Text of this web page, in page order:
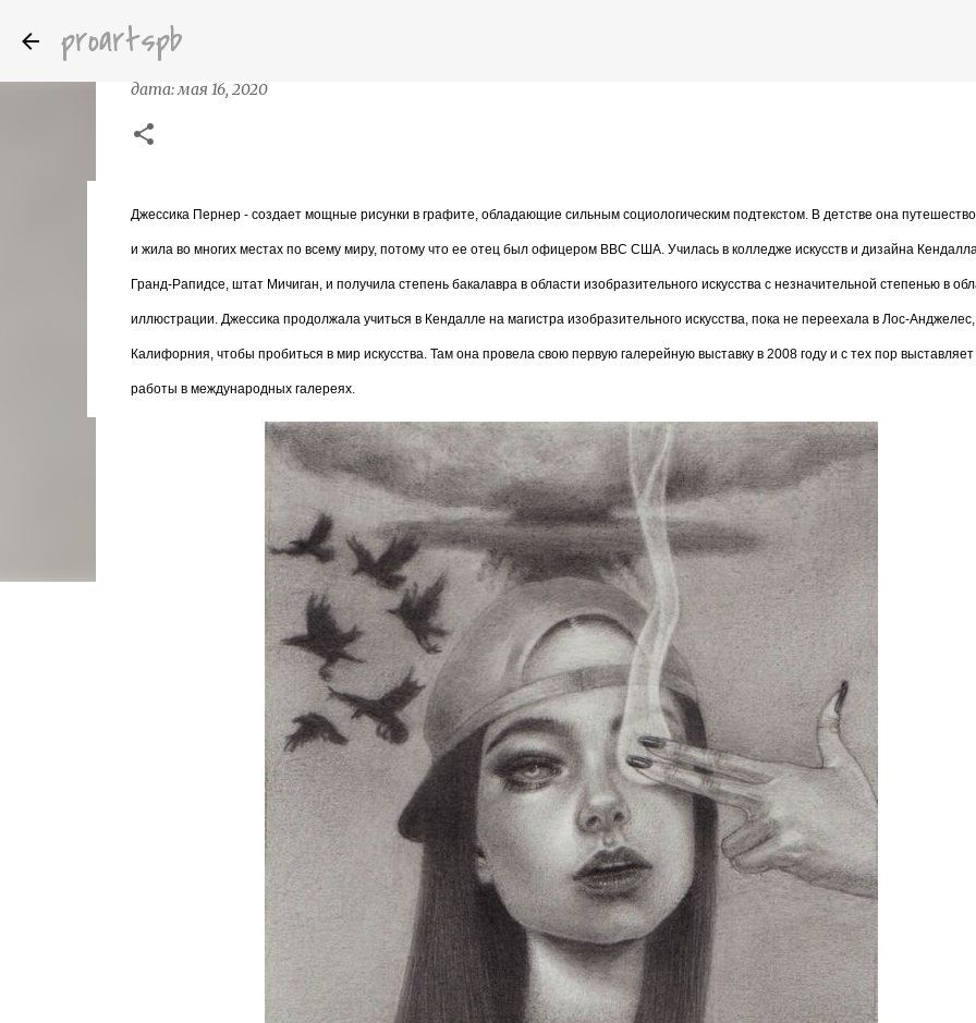
proartspb
Бумажные скульптуры канадского художника Келвина Николса (Calvin Nicholls)
дата:октября 14, 2022
дата:мая 16, 2020
Джессика Пернер - создает мощные рисунки в графите, обладающие сильным социологическим подтекстом. В детстве она
и жила во многих местах по всему миру, потому что ее отец был офицером ВВС США. Училась в колледже искусств и дизайна
Гранд-Рапидсе, штат Мичиган, и получила степень бакалавра в области изобразительного искусства с незначительной степенью в
иллюстрации. Джессика продолжала учиться в Кендалле на магистра изобразительного искусства, пока не переехала в Лос-
Калифорния, чтобы пробиться в мир искусства. Там она провела свою первую галерейную выставку в 2008 году и с тех пор выставляет
работы в международных галереях.